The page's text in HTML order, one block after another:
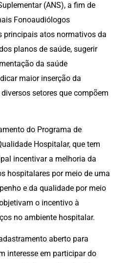
(ANS), a fim de
Fonoaudiólogos
principais atos normativos da
planos de saúde, sugerir
da saúde
maior inserção da
setores que compõem
do Programa de
Hospitalar, que tem
incentivar a melhoria da
hospitalares por meio de uma
e da qualidade por meio
o incentivo à
no ambiente hospitalar.
aberto para
interesse em participar do